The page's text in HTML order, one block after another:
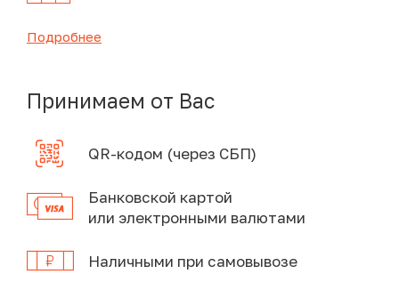
Подробнее
Принимаем от Вас
QR-кодом (через СБП)
Банковской картой
или электронными валютами
Наличными при самовывозе